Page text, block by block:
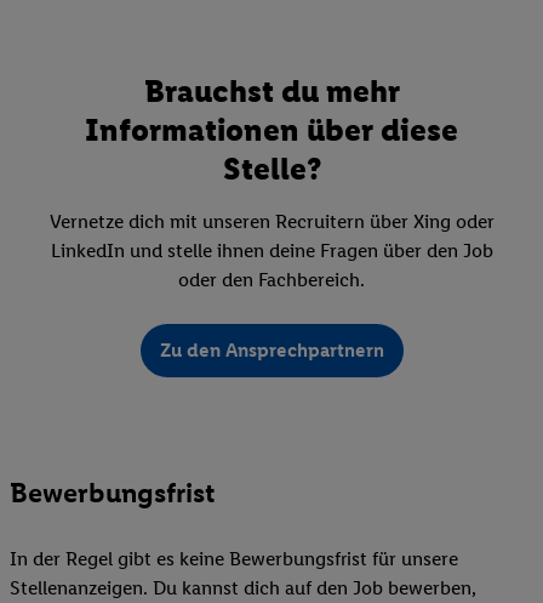
Brauchst du mehr
Informationen über diese
Stelle?
Vernetze dich mit unseren Recruitern über Xing oder
LinkedIn und stelle ihnen deine Fragen über den Job
oder den Fachbereich.
Zu den Ansprechpartnern
Bewerbungsfrist
In der Regel gibt es keine Bewerbungsfrist für unsere
Stellenanzeigen. Du kannst dich auf den Job bewerben,